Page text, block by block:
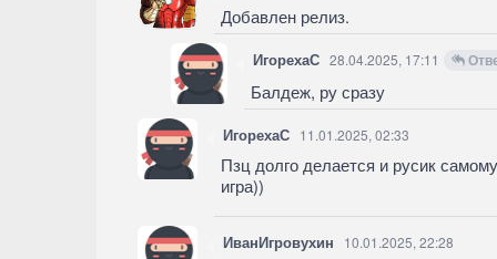
Добавлен релиз.
ИгорехаС 28.04.2025, 17:11
Балдеж, ру сразу
ИгорехаС 11.01.2025, 02:33
Пзц долго делается и русик
игра))
ИванИгровухин 10.01.2025, 22:28